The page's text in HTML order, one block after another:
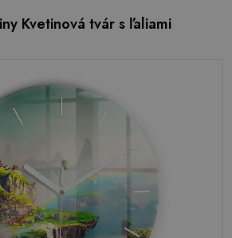
Kvetinová tvár s ľaliami